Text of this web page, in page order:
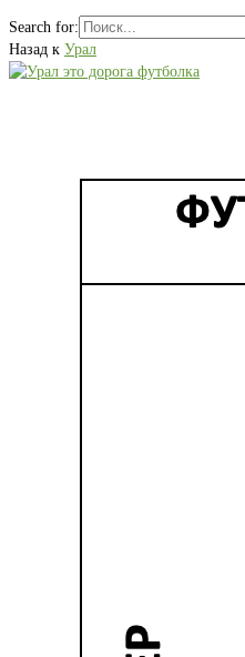
Search for:
Назад к Урал